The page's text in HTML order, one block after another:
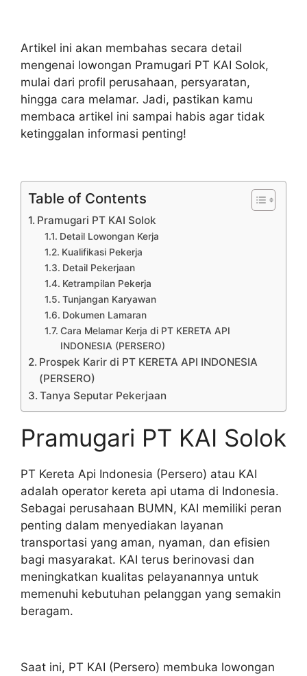
Artikel ini akan membahas secara detail
mengenai lowongan Pramugari PT KAI Solok,
mulai dari profil perusahaan, persyaratan,
hingga cara melamar. Jadi, pastikan kamu
membaca artikel ini sampai habis agar tidak
ketinggalan informasi penting!
Table of Contents
Pramugari PT KAI Solok
Detail Lowongan Kerja
Kualifikasi Pekerja
Detail Pekerjaan
Ketrampilan Pekerja
Tunjangan Karyawan
Dokumen Lamaran
Cara Melamar Kerja di PT KERETA API
INDONESIA (PERSERO)
Prospek Karir di PT KERETA API INDONESIA
(PERSERO)
Tanya Seputar Pekerjaan
Pramugari PT KAI Solok
PT Kereta Api Indonesia (Persero) atau KAI
adalah operator kereta api utama di Indonesia.
Sebagai perusahaan BUMN, KAI memiliki peran
penting dalam menyediakan layanan
transportasi yang aman, nyaman, dan efisien
bagi masyarakat. KAI terus berinovasi dan
meningkatkan kualitas pelayanannya untuk
memenuhi kebutuhan pelanggan yang semakin
beragam.
Saat ini, PT KAI (Persero) membuka lowongan